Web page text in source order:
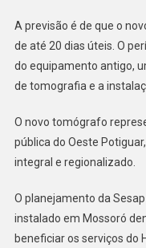
A previsão é de que o
de até 20 dias úteis. O
do equipamento antigo,
de tomografia e a
O novo tomógrafo
pública do Oeste
integral e regionalizado.
O planejamento da
instalado em Mossoró
beneficiar os serviços do